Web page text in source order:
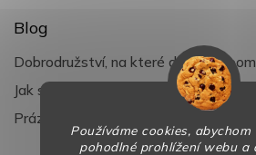
Používáme cookies,
pohodlné prohlížení webu a
Blog
Dobrodružství, na které děti
Jak si užít léto s dětmi naplno
Prázdniny klepou na dveře